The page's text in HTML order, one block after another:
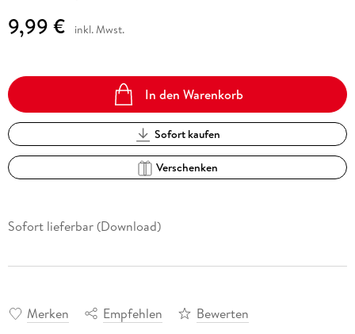
9,99 € inkl. Mwst.
In den Warenkorb
Sofort kaufen
Verschenken
Sofort lieferbar (Download)
Merken Empfehlen Bewerten